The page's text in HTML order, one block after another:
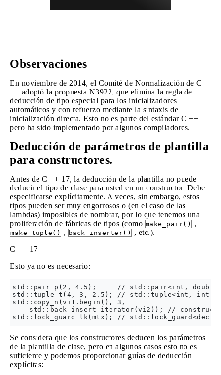
Observaciones
En noviembre de 2014, el Comité de Normalización de C
++ adoptó la propuesta N3922, que elimina la regla de
deducción de tipo especial para los inicializadores
automáticos y con refuerzo mediante la sintaxis de
inicialización directa. Esto no es parte del estándar C ++
pero ha sido implementado por algunos compiladores.
Deducción de parámetros de plantilla
para constructores.
Antes de C ++ 17, la deducción de la plantilla no puede
deducir el tipo de clase para usted en un constructor. Debe
especificarse explícitamente. A veces, sin embargo, estos
tipos pueden ser muy engorrosos o (en el caso de las
lambdas) imposibles de nombrar, por lo que tenemos una
proliferación de fábricas de tipos (como make_pair() ,
make_tuple() , back_inserter()
, etc.).
C ++ 17
Esto ya no es necesario:
std::pair p(2, 4.5);     // std::pair<int,
std::tuple t(4, 3, 2.5); // std::tuple<int, int,
std::copy_n(vi1.begin(), 3,
std::back_insert_iterator(vi2)); //
Se considera que los constructores deducen los parámetros
de la plantilla de clase, pero en algunos casos esto no es
suficiente y podemos proporcionar guías de deducción
explícitas: